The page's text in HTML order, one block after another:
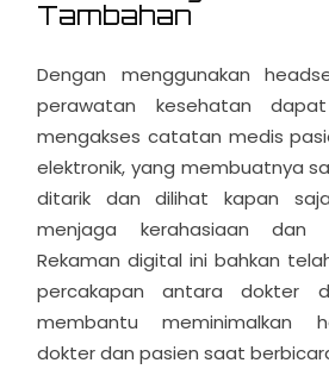
Tambahan
Dengan menggunakan
perawatan kesehatan
mengakses catatan medis
elektronik, yang membuatnya
ditarik dan dilihat kapan
menjaga kerahasiaan dan
Rekaman digital ini bahkan
percakapan antara dokter
membantu meminimalkan
dokter dan pasien saat